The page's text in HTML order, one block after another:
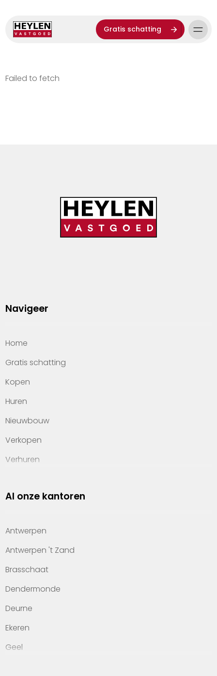
Gratis schatting
Failed to fetch
Navigeer
Home
Gratis schatting
Kopen
Huren
Nieuwbouw
Verkopen
Verhuren
Property management
Kennis van wonen
Kantoren
Veelgestelde vragen
Werken bij Heylen Vastgoed
Contact
Al onze kantoren
Antwerpen
Antwerpen 't Zand
Brasschaat
Dendermonde
Deurne
Ekeren
Geel